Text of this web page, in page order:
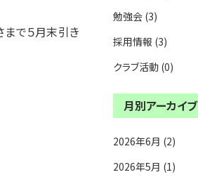
勉強会 (3)
採用情報 (3)
クラブ活動 (0)
月別アーカイブ
2026年6月 (2)
2026年5月 (1)
まで５月末引き